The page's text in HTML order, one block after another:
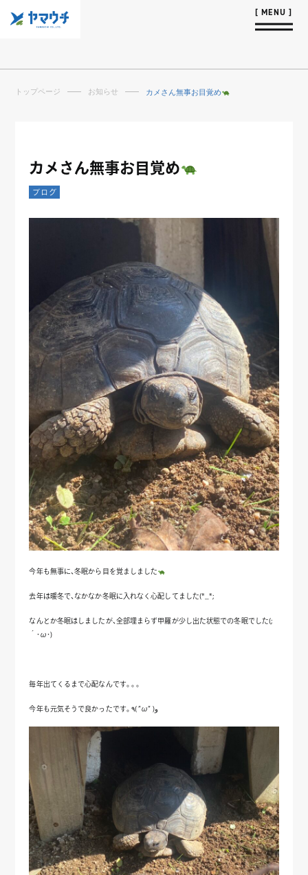
トップページ お知らせ カメさん無事お目覚め
カメさん無事お目覚め
ブログ
今年も無事に、冬眠から目を覚ましました
去年は暖冬で、なかなか冬眠に入れなく心配してました(*_*;
なんとか冬眠はしましたが、全部埋まらず甲羅が少し出た状態での冬眠でした(;
´･ω･)
毎年出てくるまで心配なんです。。。
今年も元気そうで良かったです。٩( ”ω” )و